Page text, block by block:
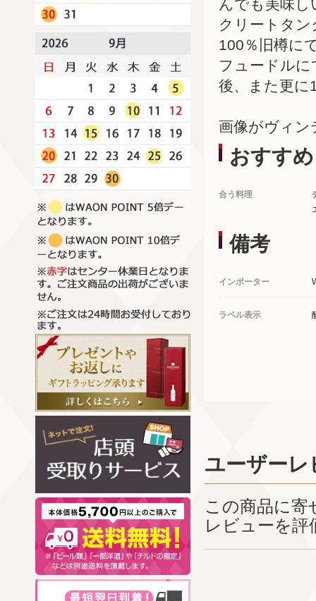
んでも美味
クリートタ
100％旧樽に
フュードル
後、また更に
画像がヴィン
おすすめ
合う料理
備考
インポーター
ラベル表示
ユーザーレ
この商品に
レビューを評